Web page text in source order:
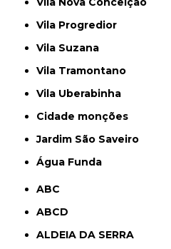
Vila Progredior
Vila Suzana
Vila Tramontano
Vila Uberabinha
cidade monções
jardim São Saveiro
Água Funda
ABC
ABCD
ALDEIA DA SERRA